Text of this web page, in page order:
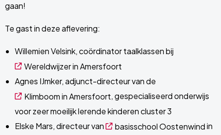
gaan!
Te gast in deze aflevering:
Willemien Velsink, coördinator taalklassen bij
Wereldwijzer in Amersfoort
Agnes IJmker, adjunct-directeur van de
Klimboom in Amersfoort, gespecialiseerd onderwijs
voor zeer moeilijk lerende kinderen cluster 3
Elske Mars, directeur van
basisschool Oostenwindin